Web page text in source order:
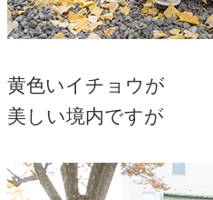
黄色いイチョウが
美しい境内ですが